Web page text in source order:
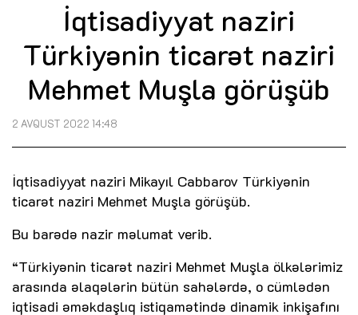
İqtisadiyyat naziri
Türkiyənin ticarət naziri
Mehmet Muşla görüşüb
2 AVQUST 2022 14:48
İqtisadiyyat naziri Mikayıl Cabbarov Türkiyənin
ticarət naziri Mehmet Muşla görüşüb.
Bu barədə nazir məlumat verib.
“Türkiyənin ticarət naziri Mehmet Muşla ölkələrimiz
arasında əlaqələrin bütün sahələrdə, o cümlədən
iqtisadi əməkdaşlıq istiqamətində dinamik inkişafını